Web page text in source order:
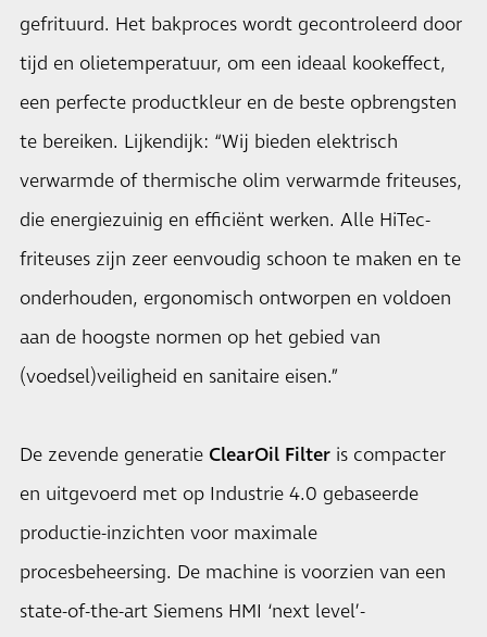
gefrituurd. Het bakproces wordt gecontroleerd door
tijd en olietemperatuur, om een ideaal kookeffect,
een perfecte productkleur en de beste opbrengsten
te bereiken. Lijkendijk: “Wij bieden elektrisch
verwarmde of thermische olim verwarmde friteuses,
die energiezuinig en efficiënt werken. Alle HiTec-
friteuses zijn zeer eenvoudig schoon te maken en te
onderhouden, ergonomisch ontworpen en voldoen
aan de hoogste normen op het gebied van
(voedsel)veiligheid en sanitaire eisen.”
De zevende generatie ClearOil Filter is compacter
en uitgevoerd met op Industrie 4.0 gebaseerde
productie-inzichten voor maximale
procesbeheersing. De machine is voorzien van een
state-of-the-art Siemens HMI ‘next level’-